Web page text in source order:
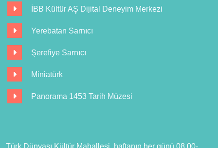
İBB Kültür AŞ Dijital Deneyim Merkezi
Yerebatan Sarnıcı
Şerefiye Sarnıcı
Miniatürk
Panorama 1453 Tarih Müzesi